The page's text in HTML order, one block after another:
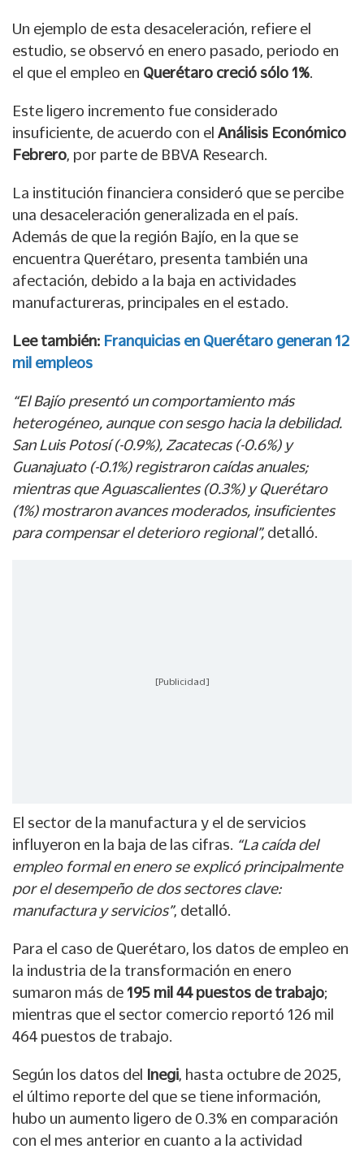
Un ejemplo de esta desaceleración, refiere el
estudio, se observó en enero pasado, periodo en
el que el empleo en Querétaro creció sólo 1%.
Este ligero incremento fue considerado
insuficiente, de acuerdo con el Análisis Económico
Febrero, por parte de BBVA Research.
La institución financiera consideró que se percibe
una desaceleración generalizada en el país.
Además de que la región Bajío, en la que se
encuentra Querétaro, presenta también una
afectación, debido a la baja en actividades
manufactureras, principales en el estado.
Lee también: Franquicias en Querétaro generan 12
mil empleos
“El Bajío presentó un comportamiento más
heterogéneo, aunque con sesgo hacia la debilidad.
San Luis Potosí (-0.9%), Zacatecas (-0.6%) y
Guanajuato (-0.1%) registraron caídas anuales;
mientras que Aguascalientes (0.3%) y Querétaro
(1%) mostraron avances moderados, insuficientes
para compensar el deterioro regional”, detalló.
[Publicidad]
El sector de la manufactura y el de servicios
influyeron en la baja de las cifras. “La caída del
empleo formal en enero se explicó principalmente
por el desempeño de dos sectores clave:
manufactura y servicios”, detalló.
Para el caso de Querétaro, los datos de empleo en
la industria de la transformación en enero
sumaron más de 195 mil 44 puestos de trabajo;
mientras que el sector comercio reportó 126 mil
464 puestos de trabajo.
Según los datos del Inegi, hasta octubre de 2025,
el último reporte del que se tiene información,
hubo un aumento ligero de 0.3% en comparación
con el mes anterior en cuanto a la actividad